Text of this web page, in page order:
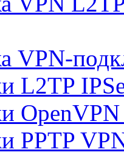
VPN-
L2TP
PPTP